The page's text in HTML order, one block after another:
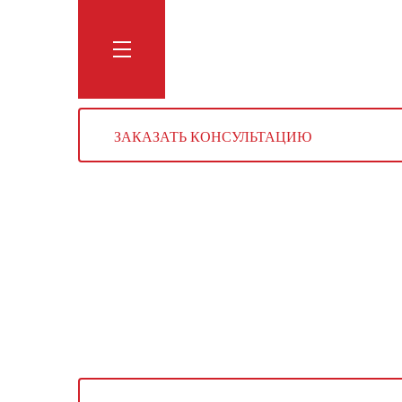
ЗАКАЗАТЬ КОНСУЛЬТАЦИЮ